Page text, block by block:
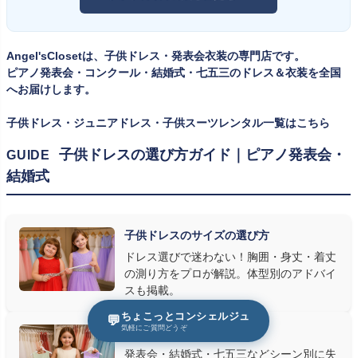
何よりお子様を輝かせます。レンタルなら、その時のジャストサイ
ズを遠慮なく選べるのが最大のメリット。胸囲・身丈の正しい測り
② 舞台で映える色・楽器に合うデザインを選ぶ
発表会の舞台は照明が強く、客席からは意外と色味が飛んで見え
ます。ネイビー・ブラック・深みのあるジュエルカラーはホールの照
す。またピアノ演奏なら落ち着いたシックなトーン、バイオリンやソ
ロ演奏なら華やかで視線を集めるデザイン、合唱やアンサンブル
なら衣装同士が調和するクラシカルな色合い、と演目に合わせた
選び方もおすすめです。
③ 演奏の動きを妨げない設計か確認する
ツ・タキシード一覧
Angel'sClosetは、子供ドレス・発表会衣装の専門店です。
ピアノ発表会・コンクール・結婚式・七五三のドレス＆衣装を全国
へお届けします。
子供ドレス・ジュニアドレス・子供スーツレンタル一覧はこちら
GUIDE
子供ドレスの選び方ガイド｜ピアノ発表会・
結婚式
子供ドレスのサイズの選び方
ドレス選びで迷わない！胸囲・身丈・着丈
の測り方をプロが解説。体型別のアドバイ
スも掲載。
子供ドレスの選び方
発表会・結婚式・七五三などシーン別に失
💬 ちょこっとコンシェルジュ
気軽にご質問どうぞ